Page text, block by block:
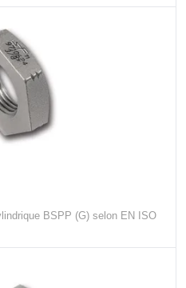
BSPP (G) selon EN ISO